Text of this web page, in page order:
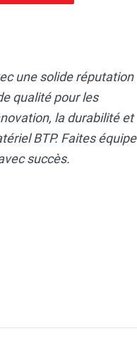
une solide réputation
qualité pour les
la durabilité et
BTP. Faites équipe
succès.